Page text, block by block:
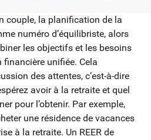
couple, la planification de la
numéro d’équilibriste, alors
les objectifs et les besoins
unifiée. Cela
des attentes, c’est-à-dire
avoir à la retraite et quel
pour l’obtenir. Par exemple,
une résidence de vacances
à la retraite. Un REER de